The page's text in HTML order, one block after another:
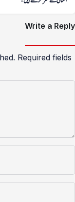
Write a Reply
Required fields